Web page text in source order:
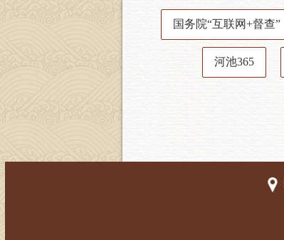
国务院“互联网+督查”
河池365